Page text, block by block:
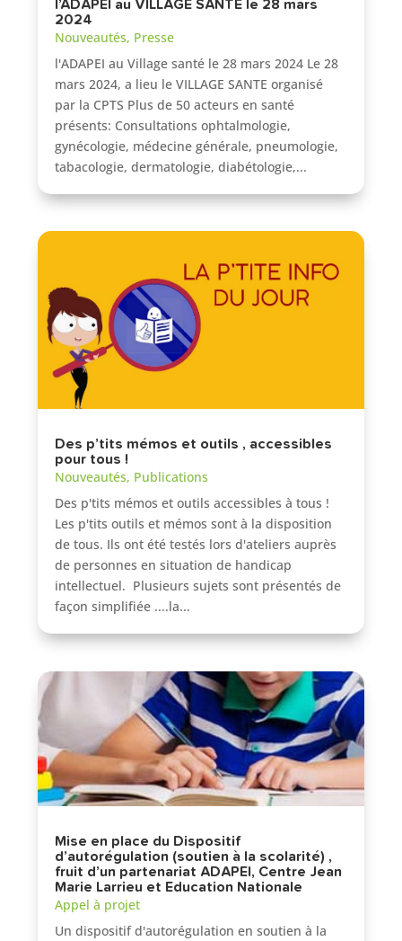
l’ADAPEI au VILLAGE SANTE le 28 mars
2024
Nouveautés, Presse
l'ADAPEI au Village santé le 28 mars 2024 Le 28
mars 2024, a lieu le VILLAGE SANTE organisé
par la CPTS Plus de 50 acteurs en santé
présents: Consultations ophtalmologie,
gynécologie, médecine générale, pneumologie,
tabacologie, dermatologie, diabétologie,...
Des p’tits mémos et outils , accessibles
pour tous !
Nouveautés, Publications
Des p'tits mémos et outils accessibles à tous !
Les p'tits outils et mémos sont à la disposition
de tous. Ils ont été testés lors d'ateliers auprès
de personnes en situation de handicap
intellectuel. Plusieurs sujets sont présentés de
façon simplifiée ....la...
Mise en place du Dispositif
d’autorégulation (soutien à la scolarité) ,
fruit d’un partenariat ADAPEI, Centre Jean
Marie Larrieu et Education Nationale
Appel à projet
Un dispositif d'autorégulation en soutien à la